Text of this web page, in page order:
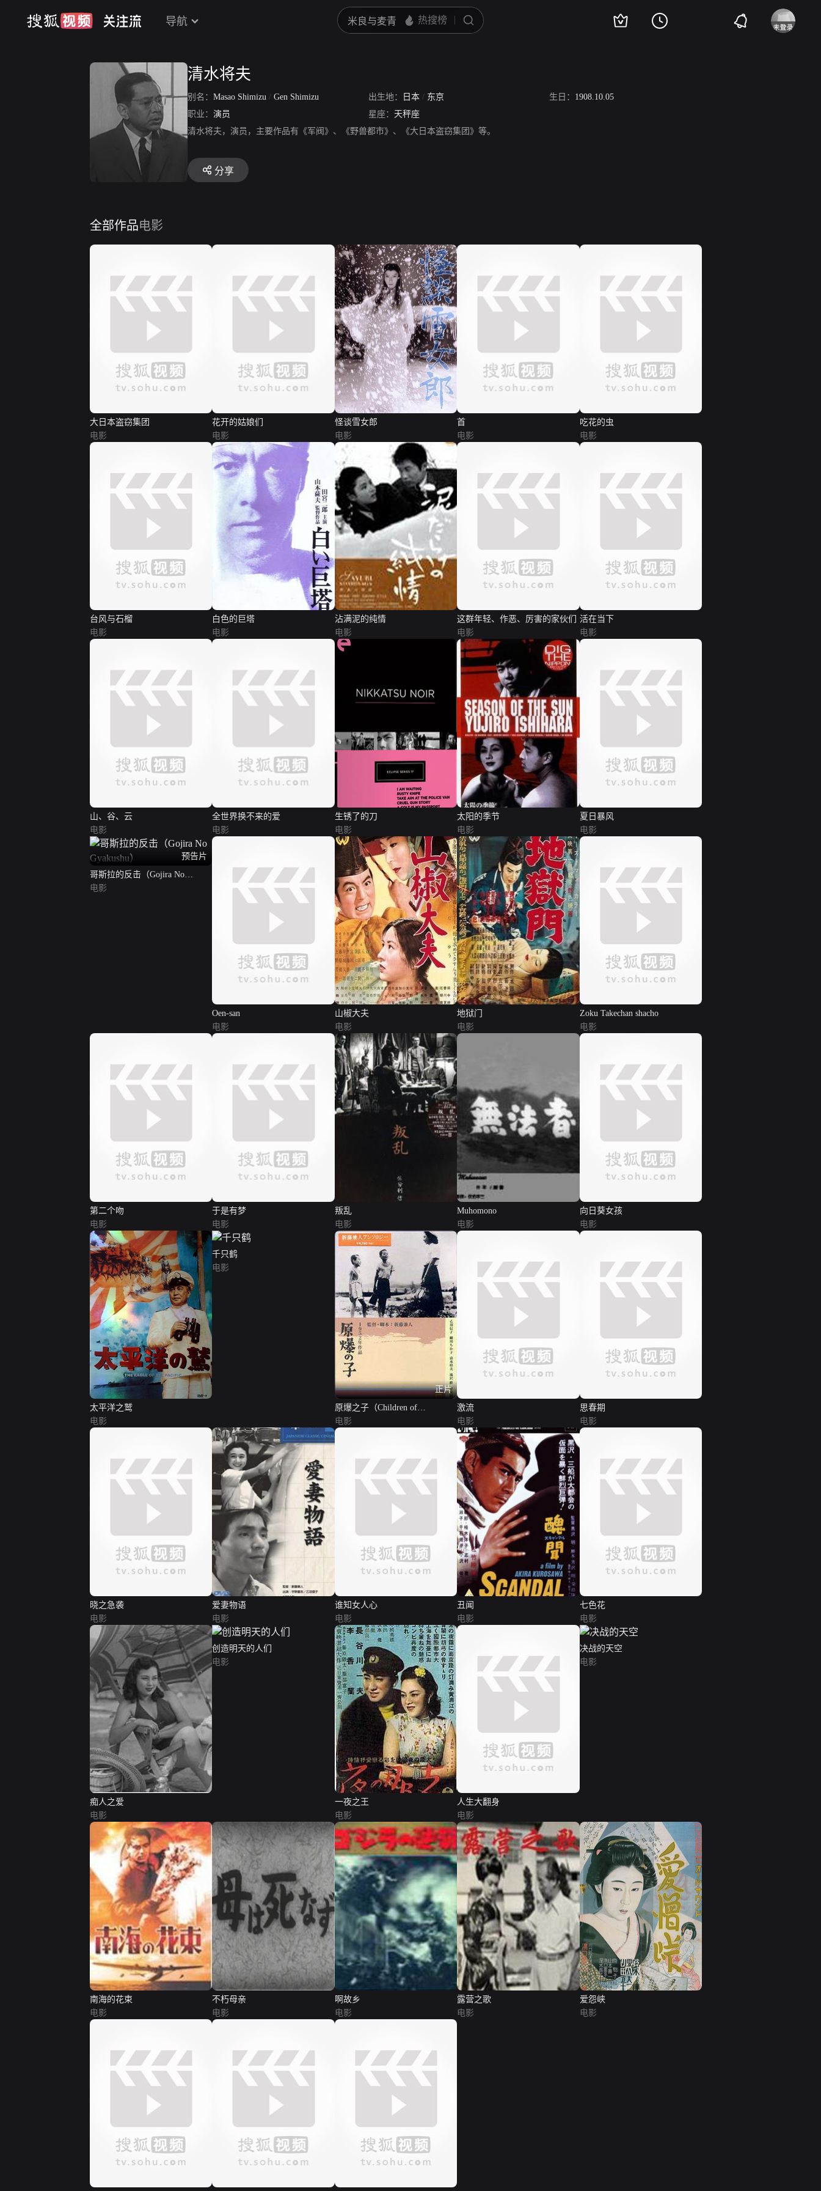
导航
清水将夫
别名： Masao Shimizu / Gen Shimizu 出生地： 日本 / 东京 生日： 1908.10.05
职业： 演员 星座： 天秤座
清水将夫，演员，主要作品有《军阀》、《野兽都市》、《大日本盗窃集团》等。
分享
全部作品电影
大日本盗窃集团
电影
花开的姑娘们
电影
怪谈雪女郎
电影
首
电影
吃花的虫
电影
台风与石榴
电影
白色的巨塔
电影
沾满泥的纯情
电影
这群年轻、作恶、厉害的家伙们
电影
活在当下
电影
山、谷、云
电影
全世界换不来的爱
电影
生锈了的刀
电影
太阳的季节
电影
夏日暴风
电影
预告片
哥斯拉的反击（Gojira No
Gyakushu）
电影
Oen-san
电影
山椒大夫
电影
地狱门
电影
Zoku Takechan shacho
电影
第二个吻
电影
于是有梦
电影
叛乱
电影
Muhomono
电影
向日葵女孩
电影
太平洋之鹫
电影
千只鹤
电影
正片
原爆之子（Children of
Hiroshima）
电影
激流
电影
思春期
电影
晓之急袭
电影
爱妻物语
电影
谁知女人心
电影
丑闻
电影
七色花
电影
痴人之爱
电影
创造明天的人们
电影
一夜之王
电影
人生大翻身
电影
决战的天空
电影
南海的花束
电影
不朽母亲
电影
啊故乡
电影
露营之歌
电影
爱怨峡
电影